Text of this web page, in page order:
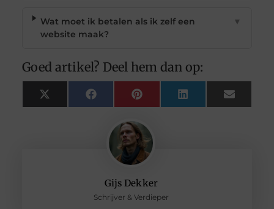
Gijs Dekker
Schrijver & Verdieper
Wat moet ik betalen als ik zelf een
website maak?
▼
Goed artikel? Deel hem dan op:
X
(Twitter)
FacebookPinterest LinkedIn Email